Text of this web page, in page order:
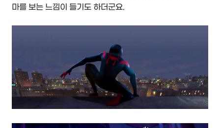
마를 보는 느낌이 들기도 하더군요.